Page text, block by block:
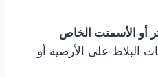
أو الأسمنت الخاص
البلاط على الأرضية أو